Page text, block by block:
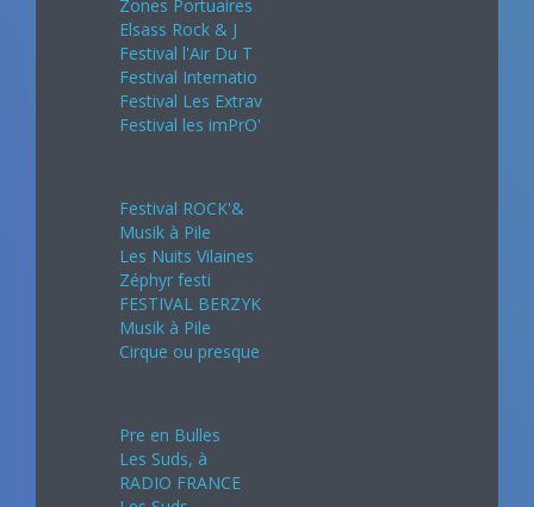
Zones Portuaires
Elsass Rock & J
Festival l'Air Du T
Festival Internatio
Festival Les Extrav
Festival les imPrO'
Festival ROCK'&
Musik à Pile
Les Nuits Vilaines
Zéphyr festi
FESTIVAL BERZYK
Musik à Pile
Cirque ou presque
Pre en Bulles
Les Suds, à
RADIO FRANCE